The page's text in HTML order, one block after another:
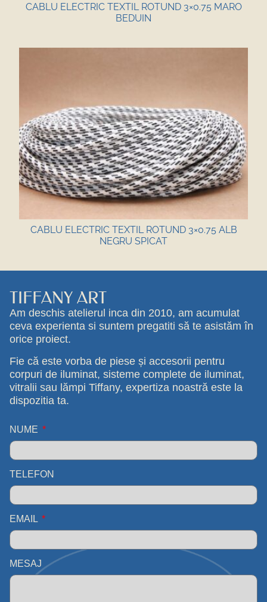
CABLU ELECTRIC TEXTIL ROTUND 3×0.75 MARO
BEDUIN
CABLU ELECTRIC TEXTIL ROTUND 3×0.75 ALB
NEGRU SPICAT
TIFFANY ART
Am deschis atelierul inca din 2010, am acumulat
ceva experienta si suntem pregatiti să te asistăm în
orice proiect.
Fie că este vorba de piese și accesorii pentru
corpuri de iluminat, sisteme complete de iluminat,
vitralii sau lămpi Tiffany, expertiza noastră este la
dispozitia ta.
NUME
TELEFON
EMAIL
MESAJ